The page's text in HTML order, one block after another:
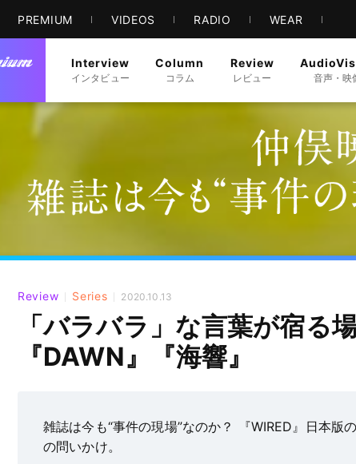
PREMIUM VIDEOS RADIO WEAR
Interview
インタビュー
Column
コラム
Review
レビュー 音声・映
Review Series 2020.10.13
「バラバラ」な言葉が宿る
『DAWN』『海響』
雑誌は今も“事件の現場”なのか？ 『WIRED』日本版
の問いかけ。